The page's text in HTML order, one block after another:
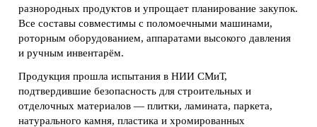
разнородных продуктов и упрощает планирование закупок.
Все составы совместимы с поломоечными машинами,
роторным оборудованием, аппаратами высокого давления
и ручным инвентарём.
Продукция прошла испытания в НИИ СМиТ,
подтвердившие безопасность для строительных и
отделочных материалов — плитки, ламината, паркета,
натурального камня, пластика и хромированных